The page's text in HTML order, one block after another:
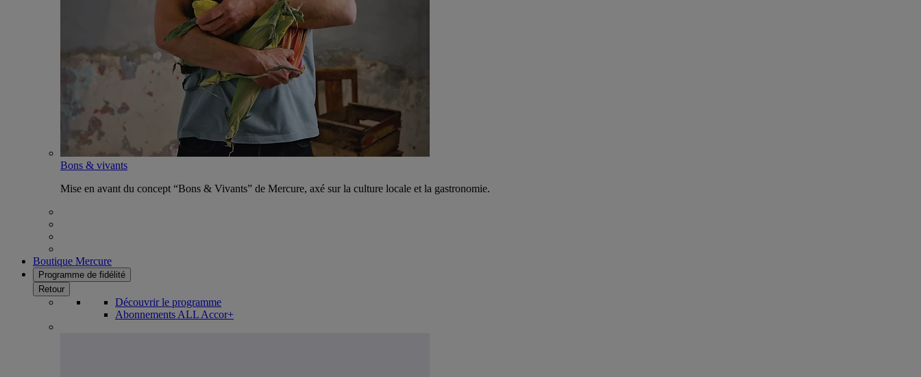
Bons & vivants
Mise en avant du concept “Bons & Vivants” de Mercure, axé sur la culture locale et la gastronomie.
Boutique Mercure
Programme de fidélité
Retour
Découvrir le programme
Abonnements ALL Accor+